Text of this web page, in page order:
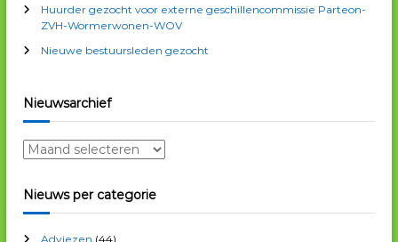
g
a
t
i
:
Huurder gezocht voor externe geschillencommissie Parteon-
ZVH-Wormerwonen-WOV
Nieuwe bestuursleden gezocht
Nieuwsarchief
N
e
u
Nieuws per categorie
Adviezen (44)